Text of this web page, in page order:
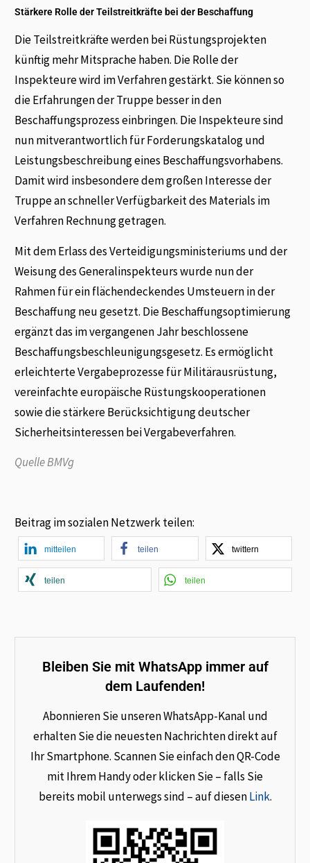
Stärkere Rolle der Teilstreitkräfte bei der Beschaffung
Die Teilstreitkräfte werden bei Rüstungsprojekten
künftig mehr Mitsprache haben. Die Rolle der
Inspekteure wird im Verfahren gestärkt. Sie können so
die Erfahrungen der Truppe besser in den
Beschaffungsprozess einbringen. Die Inspekteure sind
nun mitverantwortlich für Forderungskatalog und
Leistungsbeschreibung eines Beschaffungsvorhabens.
Damit wird insbesondere dem großen Interesse der
Truppe an schneller Verfügbarkeit des Materials im
Verfahren Rechnung getragen.
Mit dem Erlass des Verteidigungsministeriums und der
Weisung des Generalinspekteurs wurde nun der
Rahmen für ein flächendeckendes Umsteuern in der
Beschaffung neu gesetzt. Die Beschaffungsoptimierung
ergänzt das im vergangenen Jahr beschlossene
Beschaffungsbeschleunigungsgesetz. Es ermöglicht
erleichterte Vergabeprozesse für Militärausrüstung,
vereinfachte europäische Rüstungskooperationen
sowie die stärkere Berücksichtigung deutscher
Sicherheitsinteressen bei Vergabeverfahren.
Quelle BMVg
Beitrag im sozialen Netzwerk teilen:
mitteilen teilen twittern
teilen teilen
Bleiben Sie mit WhatsApp immer auf
dem Laufenden!
Abonnieren Sie unseren WhatsApp-Kanal und
erhalten Sie die neuesten Nachrichten direkt auf
Ihr Smartphone. Scannen Sie einfach den QR-Code
mit Ihrem Handy oder klicken Sie – falls Sie
bereits mobil unterwegs sind – auf diesenLink.